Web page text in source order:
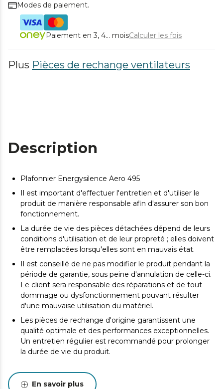
Modes de paiement.
Paiement en 3, 4... moisCalculer les fois
Plus Pièces de rechange ventilateurs
Description
Plafonnier Energysilence Aero 495
Il est important d'effectuer l'entretien et d'utiliser le
produit de manière responsable afin d'assurer son bon
fonctionnement.
La durée de vie des pièces détachées dépend de leurs
conditions d'utilisation et de leur propreté ; elles doivent
être remplacées lorsqu'elles sont en mauvais état.
Il est conseillé de ne pas modifier le produit pendant la
période de garantie, sous peine d'annulation de celle-ci.
Le client sera responsable des réparations et de tout
dommage ou dysfonctionnement pouvant résulter
d'une mauvaise utilisation du matériel.
Les pièces de rechange d'origine garantissent une
qualité optimale et des performances exceptionnelles.
Un entretien régulier est recommandé pour prolonger
la durée de vie du produit.
En savoir plus